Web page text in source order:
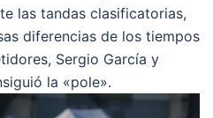
las tandas clasificatorias,
diferencias de los tiempos
Sergio García y
la «pole».